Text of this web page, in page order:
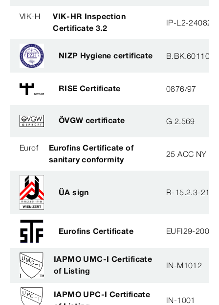
VIK-H
VIK-HR Inspection
Certificate 3.2
IP-L2-
NIZP Hygiene certificate
RISE Certificate 0876/97
ÖVGW certificate G 2.569
Eurof
Eurofins Certificate of
sanitary conformity
25 ACC NY
ÜA sign R-15.2.3-21-
Eurofins Certificate EUFI29-
IAPMO UMC-I Certificate
of Listing
IN-M1012
IAPMO UPC-I Certificate
IN-1001